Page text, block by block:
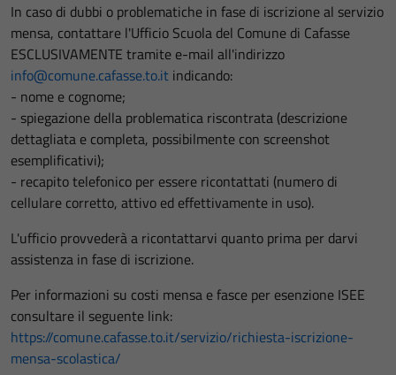
In caso di dubbi o problematiche in fase di iscrizione al servizio
mensa, contattare l'Ufficio Scuola del Comune di Cafasse
ESCLUSIVAMENTE tramite e-mail all'indirizzo
info@comune.cafasse.to.it indicando:
- nome e cognome;
- spiegazione della problematica riscontrata (descrizione
dettagliata e completa, possibilmente con screenshot
esemplificativi);
- recapito telefonico per essere ricontattati (numero di
cellulare corretto, attivo ed effettivamente in uso).
L'ufficio provvederà a ricontattarvi quanto prima per darvi
assistenza in fase di iscrizione.
Per informazioni su costi mensa e fasce per esenzione ISEE
consultare il seguente link:
https://comune.cafasse.to.it/servizio/richiesta-iscrizione-
mensa-scolastica/